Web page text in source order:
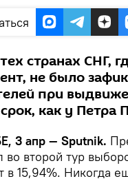
странах СНГ,
не было
при
как у Петра
3 апр — Sputnik.
второй тур
в 15,94%. Никогда